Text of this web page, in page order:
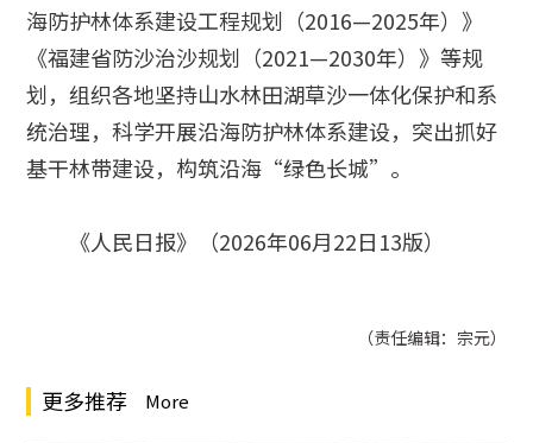
海防护林体系建设工程规划（2016—2025年）》
《福建省防沙治沙规划（2021—2030年）》等规
划，组织各地坚持山水林田湖草沙一体化保护和系
统治理，科学开展沿海防护林体系建设，突出抓好
基干林带建设，构筑沿海“绿色长城”。
《人民日报》（2026年06月22日13版）
（责任编辑：宗元）
更多推荐 More